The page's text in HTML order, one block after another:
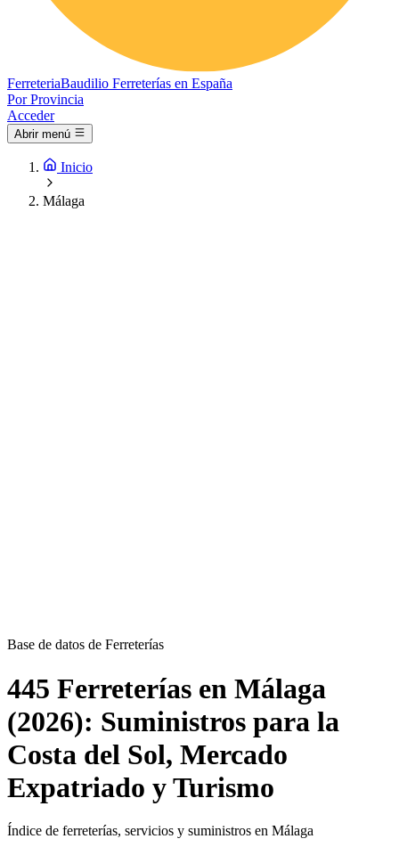
FerreteriaBaudilio Ferreterías en España
Por Provincia
Acceder
Abrir menú
Inicio
Málaga
Base de datos de Ferreterías
445 Ferreterías en Málaga
(2026): Suministros para la
Costa del Sol, Mercado
Expatriado y Turismo
Índice de ferreterías, servicios y suministros en Málaga